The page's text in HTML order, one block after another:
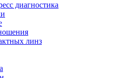
диагностика
линз